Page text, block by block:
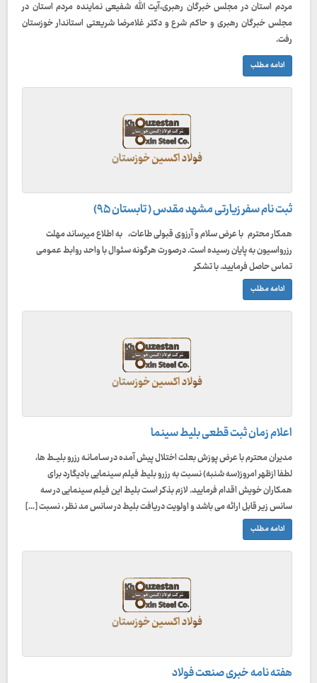
مردم استان در مجلس خبرگان رهبری،آیت الله شفیعی نماینده مردم استان در
مجلس خبرگان رهبری و حاکم شرع و دکتر غلامرضا شریعتی استاندار خوزستان
رفت.
ادامه مطلب
ثبت نام سفر زیارتی مشهد مقدس ( تابستان ۹۵)
همکار محترم با عرض سلام و آرزوی قبولی طاعات، به اطلاع میرساند مهلت
رزرواسیون به پایان رسیده است. درصورت هرگونه سئوال با واحد روابط عمومی
تماس حاصل فرمایید. با تشکر
ادامه مطلب
اعلام زمان ثبت قطعی بلیط سینما
مدیران محترم با عرض پوزش بعلت اختلال پیش آمده در سـامـانـه رزرو بلیــط ها،
لطفا ازظهر امروز(سه شنبه) نسبت به رزرو بلیط فیلم سینمایی بادیگارد برای
همکاران خویش اقدام فرمایید. لازم بذکر است بلیط این فیلم سینمایی در سه
سانس زیر قابل ارائه می باشد و اولویت دریافت بلیط در سانس مد نظر ، نسبت […]
ادامه مطلب
هفته نامه خبری صنعت فولاد